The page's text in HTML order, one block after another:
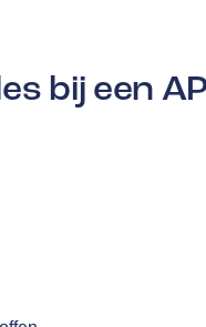
bij een